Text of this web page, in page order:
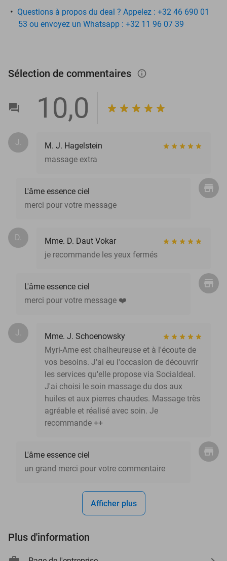
Questions à propos du deal ? Appelez : +32 46 690 01
53 ou envoyez un Whatsapp : +32 11 96 07 39
Sélection de commentaires info_outlined
10,0
J.
M. J. Hagelstein
massage extra
L'âme essence ciel
merci pour votre message
D.
Mme. D. Daut Vokar
je recommande les yeux fermés
L'âme essence ciel
merci pour votre message ❤️
J.
Mme. J. Schoenowsky
Myri-Ame est chalheureuse et à l'écoute de
vos besoins. J'ai eu l'occasion de découvrir
les services qu'elle propose via Socialdeal.
J'ai choisi le soin massage du dos aux
huiles et aux pierres chaudes. Massage très
agréable et réalisé avec soin. Je
recommande ++
L'âme essence ciel
un grand merci pour votre commentaire
Afficher plus
Plus d'information